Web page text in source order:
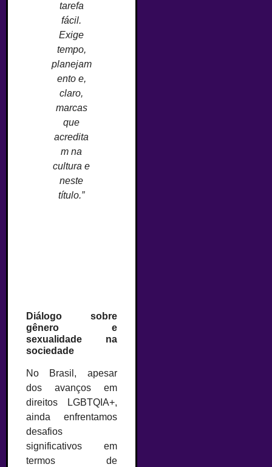
tarefa
fácil.
Exige
tempo,
planejam
ento e,
claro,
marcas
que
acredita
m na
cultura e
neste
título.”
Diálogo sobre
gênero e
sexualidade na
sociedade
No Brasil, apesar
dos avanços em
direitos LGBTQIA+,
ainda enfrentamos
desafios
significativos em
termos de